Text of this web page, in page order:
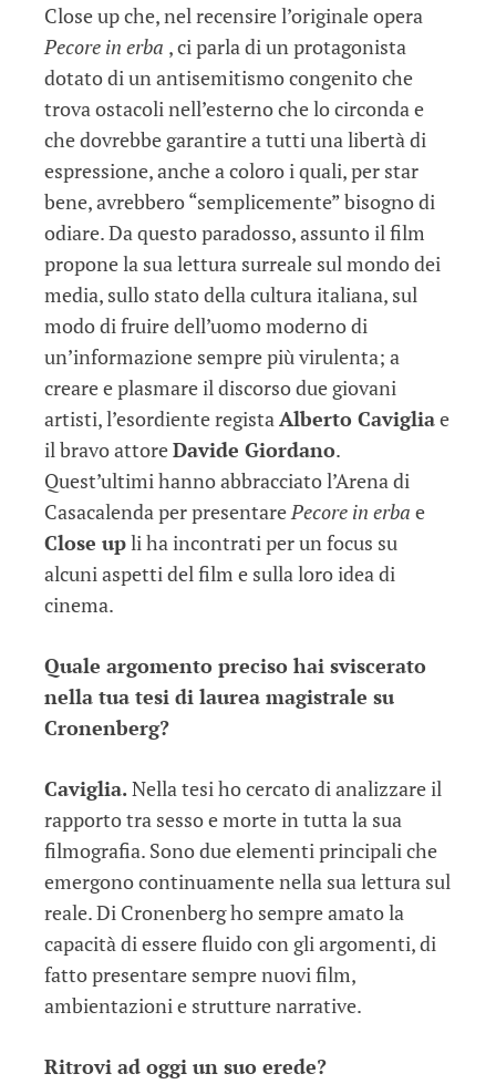
Close up che, nel recensire l’originale opera
Pecore in erba , ci parla di un protagonista
dotato di un antisemitismo congenito che
trova ostacoli nell’esterno che lo circonda e
che dovrebbe garantire a tutti una libertà di
espressione, anche a coloro i quali, per star
bene, avrebbero “semplicemente” bisogno di
odiare. Da questo paradosso, assunto il film
propone la sua lettura surreale sul mondo dei
media, sullo stato della cultura italiana, sul
modo di fruire dell’uomo moderno di
un’informazione sempre più virulenta; a
creare e plasmare il discorso due giovani
artisti, l’esordiente registaAlberto Cavigliae
il bravo attoreDavide Giordano.
Quest’ultimi hanno abbracciato l’Arena di
Casacalenda per presentarePecore in erba e
Close upli ha incontrati per un focus su
alcuni aspetti del film e sulla loro idea di
cinema.
Quale argomento preciso hai sviscerato
nella tua tesi di laurea magistrale su
Cronenberg?
Caviglia.Nella tesi ho cercato di analizzare il
rapporto tra sesso e morte in tutta la sua
filmografia. Sono due elementi principali che
emergono continuamente nella sua lettura sul
reale. Di Cronenberg ho sempre amato la
capacità di essere fluido con gli argomenti, di
fatto presentare sempre nuovi film,
ambientazioni e strutture narrative.
Ritrovi ad oggi un suo erede?